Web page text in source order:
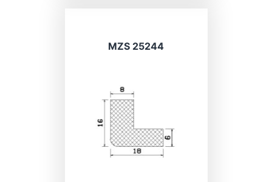
MZS 25244